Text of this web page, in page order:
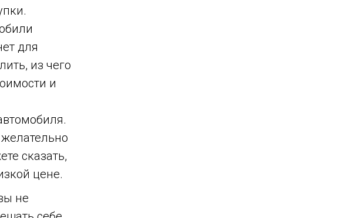
для
из чего
и
сказать,
цене.
не